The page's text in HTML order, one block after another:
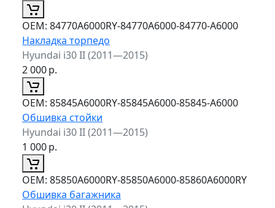
ОЕМ: 84770A6000RY-84770A6000-84770-A6000
Накладка торпедо
Hyundai i30 II (2011—2015)
2 000р.
ОЕМ: 85845A6000RY-85845A6000-85845-A6000
Обшивка стойки
Hyundai i30 II (2011—2015)
1 000р.
ОЕМ: 85850A6000RY-85850A6000-85860A6000RY
Обшивка багажника